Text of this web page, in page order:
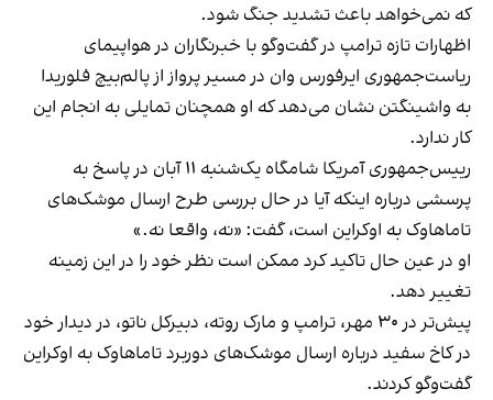
که نمی‌خواهد باعث تشدید جنگ شود.
اظهارات تازه ترامپ در گفت‌وگو با خبرنگاران در هواپیمای
ریاست‌جمهوری ایرفورس وان در مسیر پرواز از پالم‌بیچ فلوریدا
به واشینگتن نشان می‌دهد که او همچنان تمایلی به انجام این
کار ندارد.
رییس‌جمهوری آمریکا شامگاه یک‌شنبه ۱۱ آبان در پاسخ به
پرسشی درباره اینکه آیا در حال بررسی طرح ارسال موشک‌های
تاماهاوک به اوکراین است، گفت: «نه، واقعا نه.»
او در عین حال تاکید کرد ممکن است نظر خود را در این زمینه
تغییر دهد.
پیش‌تر در ۳۰ مهر، ترامپ و مارک روته، دبیرکل ناتو، در دیدار خود
در کاخ سفید درباره ارسال موشک‌های دوربرد تاماهاوک به اوکراین
گفت‌وگو کردند.